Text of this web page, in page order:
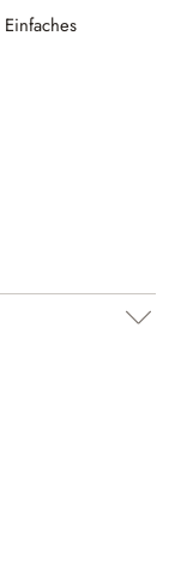
Einfaches